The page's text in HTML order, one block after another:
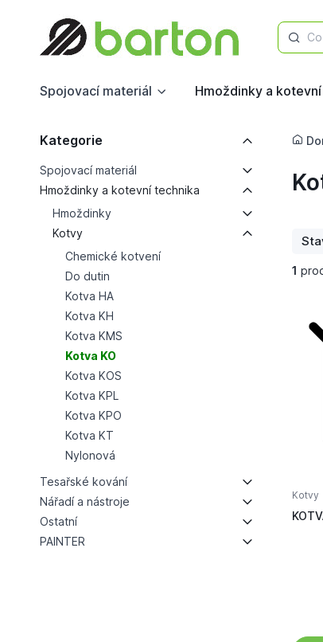
Spojovací materiál Hmoždinky a
Kategorie
Spojovací materiál
Hmoždinky a kotevní technika
Hmoždinky
Kotvy
Chemické kotvení
Do dutin
Kotva HA
Kotva KH
Kotva KMS
Kotva KO
Kotva KOS
Kotva KPL
Kotva KPO
Kotva KT
Nylonová
Tesařské kování
Nářadí a nástroje
Ostatní
PAINTER
1
Kotvy